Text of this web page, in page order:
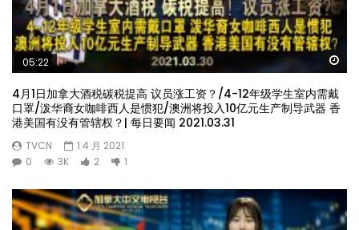
05:22
4月1日加拿大酒税碳税提高 议员涨工资？/4-12年级学生室内需戴
口罩/泼华裔女咖啡西人是惯犯/澳洲将投入10亿元生产制导武器 香
港美国有没有管辖权？| 每日要闻 2021.03.31
TVCN
1 4 月 2021
0
3K 2 1